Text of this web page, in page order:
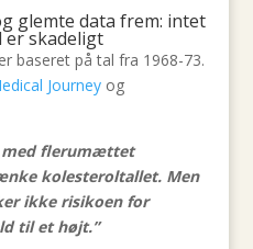
glemte data frem: intet
skadeligt
baseret på tal fra 1968-73.
Journeyog
flerumættet
kolesteroltallet. Men
ikke risikoen for
til et højt.”